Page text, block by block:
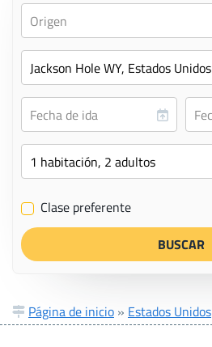
✔ Clase preferente
Página de inicio » Estados Unidos